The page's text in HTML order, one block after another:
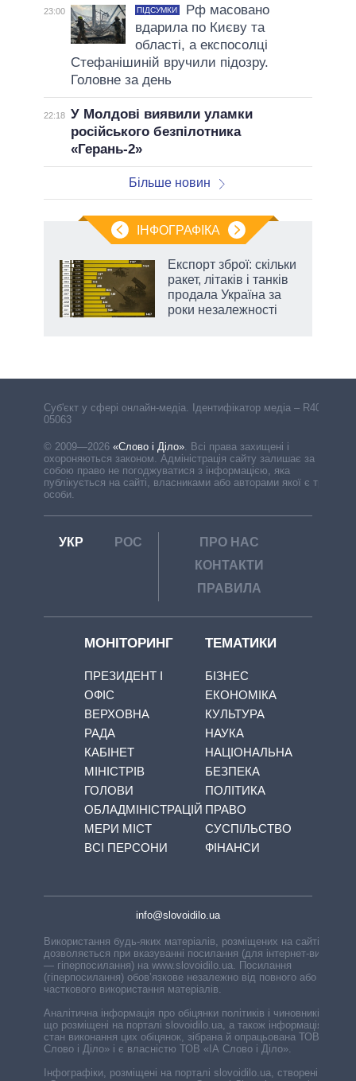
23:00 ПІДСУМКИ
Рф масовано
вдарила по Києву та
області, а експосолці
Стефанішиній вручили підозру.
Головне за день
22:18 У Молдові виявили уламки
російського безпілотника
«Герань-2»
Більше новин
ІНФОГРАФІКА
Експорт зброї: скільки
ракет, літаків і танків
продала Україна за
роки незалежності
Cуб'єкт у сфері онлайн-медіа. Ідентифікатор медіа – R40-
05063
© 2009—2026 «Слово і Діло». Всі права захищені і
охороняються законом. Адміністрація сайту залишає за
собою право не погоджуватися з інформацією, яка
публікується на сайті, власниками або авторами якої є треті
особи.
УКР РОС
ПРО НАС
КОНТАКТИ
ПРАВИЛА
МОНІТОРИНГ
ПРЕЗИДЕНТ І
ОФІС
ВЕРХОВНА
РАДА
КАБІНЕТ
МІНІСТРІВ
ГОЛОВИ
ОБЛАДМІНІСТРАЦІЙ
МЕРИ МІСТ
ВСІ ПЕРСОНИ
ТЕМАТИКИ
БІЗНЕС
ЕКОНОМІКА
КУЛЬТУРА
НАУКА
НАЦІОНАЛЬНА
БЕЗПЕКА
ПОЛІТИКА
ПРАВО
СУСПІЛЬСТВО
ФІНАНСИ
info@slovoidilo.ua
Використання будь-яких матеріалів, розміщених на сайті,
дозволяється при вказуванні посилання (для інтернет-видань
— гіперпосилання) на www.slovoidilo.ua. Посилання
(гіперпосилання) обов’язкове незалежно від повного або
часткового використання матеріалів.
Аналітична інформація про обіцянки політиків і чиновників,
що розміщені на порталі slovoidilo.ua, а також інформація про
стан виконання цих обіцянок, зібрана й опрацьована ТОВ «ІА
Слово і Діло» і є власністю ТОВ «ІА Слово і Діло».
Інфографіки, розміщені на порталі slovoidilo.ua, створені ГО